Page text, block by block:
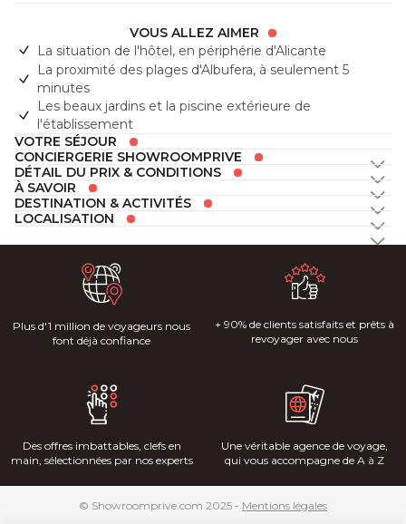
VOUS ALLEZ AIMER
La situation de l'hôtel, en périphérie d'Alicante
La proximité des plages d'Albufera, à seulement 5
minutes
Les beaux jardins et la piscine extérieure de
l'établissement
VOTRE SÉJOUR
CONCIERGERIE SHOWROOMPRIVE
DÉTAIL DU PRIX & CONDITIONS
À SAVOIR
DESTINATION & ACTIVITÉS
LOCALISATION
Plus d'1 million de voyageurs nous
font déjà confiance
+ 90% de clients satisfaits et prêts à
revoyager avec nous
Des offres imbattables, clefs en
main, sélectionnées par nos experts
Une véritable agence de voyage,
qui vous accompagne de A à Z
© Showroomprive.com 2025 - Mentions légales